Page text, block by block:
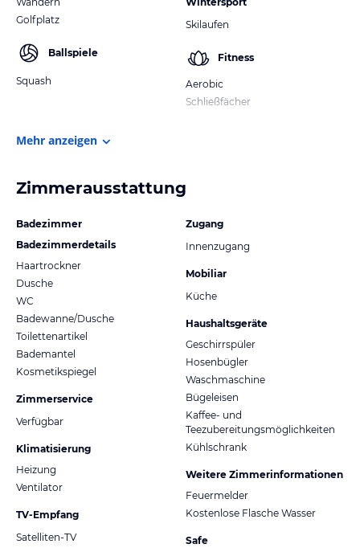
Golfplatz
Ballspiele
Squash
Skilaufen
Fitness
Aerobic
Schließfächer
Mehr anzeigen
Zimmerausstattung
Badezimmer
Badezimmerdetails
Haartrockner
Dusche
WC
Badewanne/Dusche
Toilettenartikel
Bademantel
Kosmetikspiegel
Zimmerservice
Verfügbar
Klimatisierung
Heizung
Ventilator
TV-Empfang
Satelliten-TV
Zugang
Innenzugang
Mobiliar
Küche
Haushaltsgeräte
Geschirrspüler
Hosenbügler
Waschmaschine
Bügeleisen
Kaffee- und
Teezubereitungsmöglichkeiten
Kühlschrank
Weitere Zimmerinformationen
Feuermelder
Kostenlose Flasche Wasser
Safe